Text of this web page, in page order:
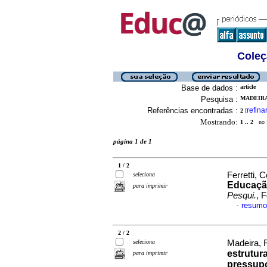
Base de dados : article
Pesquisa :
Referências encontradas : 2 [refinar
Mostrando: 1 .. 2 no
página 1 de 1
1 / 2
seleciona
para imprimir
Ferretti,
Pesqui.,
·
2 / 2
seleciona
para imprimir
Madeira,